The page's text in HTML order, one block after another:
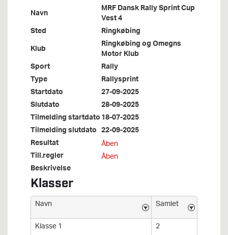
Navn MRF Dansk Rally Sprint Cup
Vest 4
Sted
Ringkøbing
Klub
Ringkøbing og Omegns
Motor Klub
Sport
Rally
Type
Rallysprint
Startdato
27-09-2025
Slutdato
28-09-2025
Tilmelding startdato18-07-2025
Tilmelding slutdato 22-09-2025
Resultat
Åben
Till.regler Åben
Beskrivelse
Klasser
Navn
Samlet
Klasse 1
2